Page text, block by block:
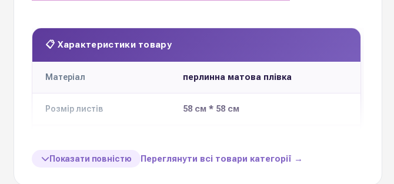
📋 Характеристики товару
Матеріал перлинна матова плівка
Розмір листів 58 см * 58 см
Показати повністю Переглянути всі товари категорії →